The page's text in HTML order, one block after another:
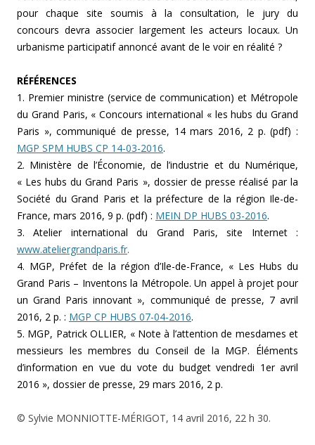
pour chaque site soumis à la consultation, le jury du
concours devra associer largement les acteurs locaux. Un
urbanisme participatif annoncé avant de le voir en réalité ?
RÉFÉRENCES
1. Premier ministre (service de communication) et Métropole
du Grand Paris, « Concours international « les hubs du Grand
Paris », communiqué de presse, 14 mars 2016, 2 p. (pdf) :
MGP SPM HUBS CP 14-03-2016.
2. Ministère de l’Économie, de l’industrie et du Numérique,
« Les hubs du Grand Paris », dossier de presse réalisé par la
Société du Grand Paris et la préfecture de la région Ile-de-
France, mars 2016, 9 p. (pdf) : MEIN DP HUBS 03-2016.
3. Atelier international du Grand Paris, site Internet :
www.ateliergrandparis.fr.
4. MGP, Préfet de la région d’Ile-de-France, « Les Hubs du
Grand Paris – Inventons la Métropole. Un appel à projet pour
un Grand Paris innovant », communiqué de presse, 7 avril
2016, 2 p. : MGP CP HUBS 07-04-2016.
5. MGP, Patrick OLLIER, « Note à l’attention de mesdames et
messieurs les membres du Conseil de la MGP. Éléments
d’information en vue du vote du budget vendredi 1er avril
2016 », dossier de presse, 29 mars 2016, 2 p.
© Sylvie MONNIOTTE-MÉRIGOT, 14 avril 2016, 22 h 30.